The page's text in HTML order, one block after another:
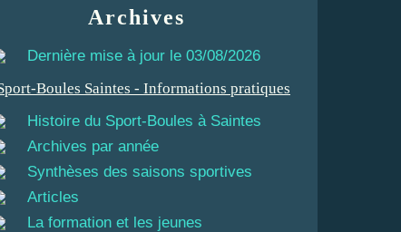
Archives
Dernière mise à jour le 03/08/2026
Histoire du Sport-Boules à Saintes
Archives par année
Synthèses des saisons sportives
Articles
La formation et les jeunes